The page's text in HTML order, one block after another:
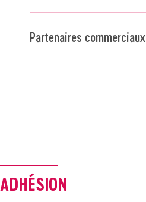
Partenaires commerciaux
ADHÉSION